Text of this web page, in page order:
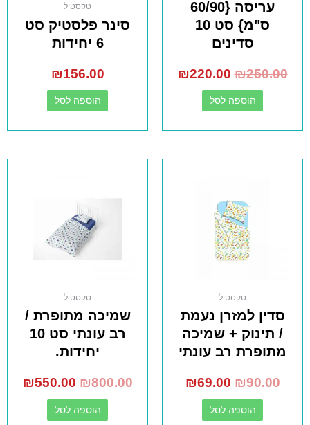
טקסטיל
סדין למזרן נעמת
/ תינוק + שמיכה
מתופרת רב עונתי
₪90.00
₪69.00
הוספה לסל
עריסה {60/90
ס"מ} סט 10
סדינים
₪250.00
₪220.00
הוספה לסל
טקסטיל
סינר פלסטיק סט
6 יחידות
₪156.00
הוספה לסל
טקסטיל
שמיכה מתופרת /
רב עונתי סט 10
יחידות.
₪800.00
₪550.00
הוספה לסל